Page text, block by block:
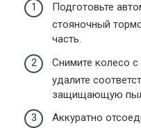
Подготовьте
стояночный
часть.
Снимите колесо
удалите
защищающую
Аккуратно